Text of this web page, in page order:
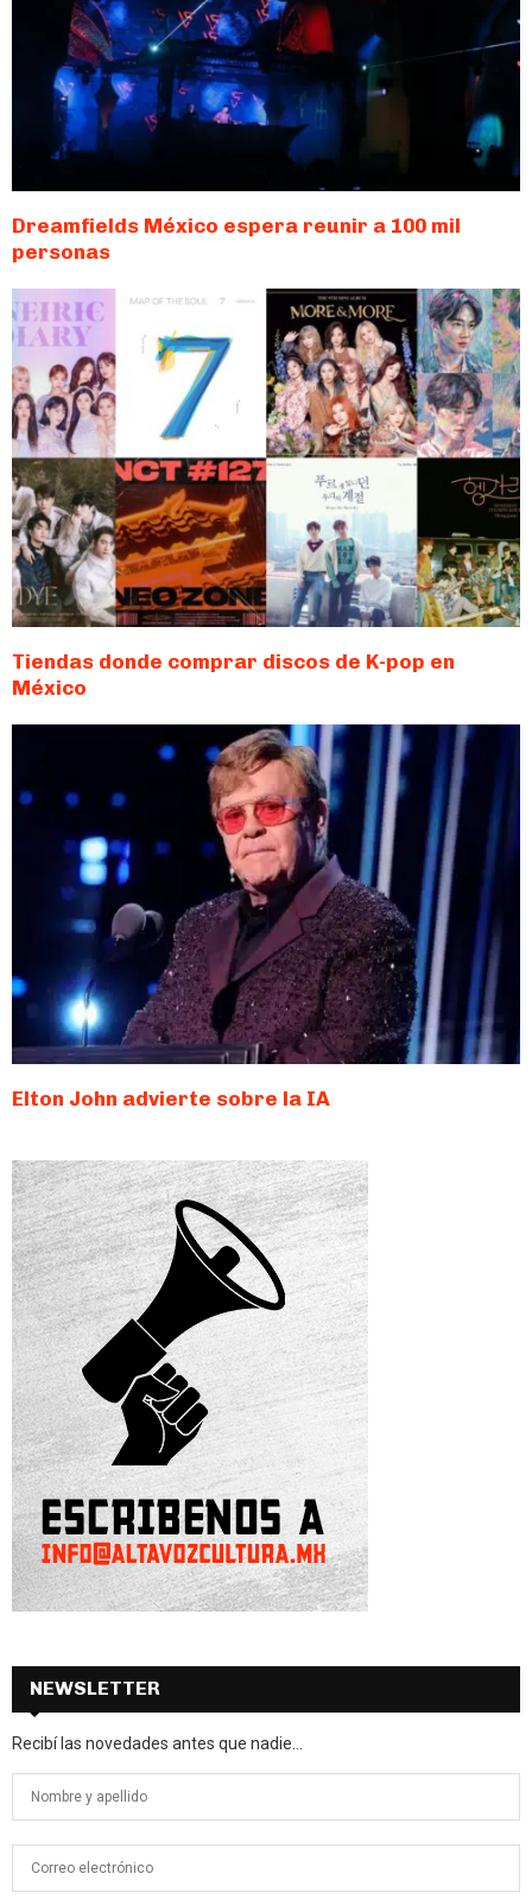
Dreamfields México espera reunir a 100 mil
personas
Tiendas donde comprar discos de K-pop en
México
Elton John advierte sobre la IA
NEWSLETTER
Recibí las novedades antes que nadie...